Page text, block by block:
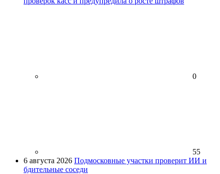
0
55
6 августа 2026 Подмосковные участки проверит ИИ и
бдительные соседи